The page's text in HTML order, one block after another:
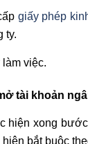
giấy phép
ty.
việc.
tài khoản
hiện xong
bắt buộc